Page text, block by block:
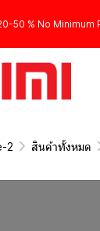
50 % No Minimum
2 สินค้าทั้งหมด